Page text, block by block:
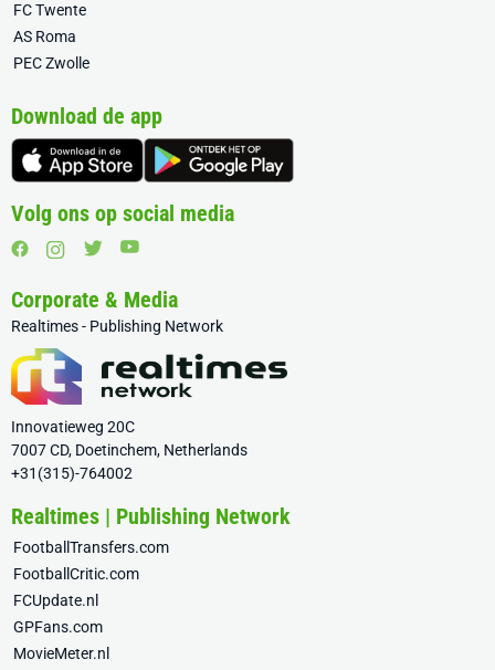
FC Twente
AS Roma
PEC Zwolle
Download de app
Volg ons op social media
Corporate & Media
Realtimes - Publishing Network
Innovatieweg 20C
7007 CD, Doetinchem, Netherlands
+31(315)-764002
Realtimes | Publishing Network
FootballTransfers.com
FootballCritic.com
FCUpdate.nl
GPFans.com
MovieMeter.nl